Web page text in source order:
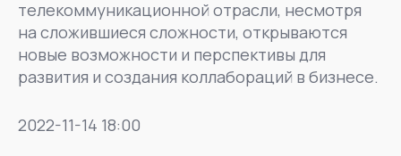
телекоммуникационной отрасли, несмотря
на сложившиеся сложности, открываются
новые возможности и перспективы для
развития и создания коллабораций в бизнесе.
2022-11-14 18:00